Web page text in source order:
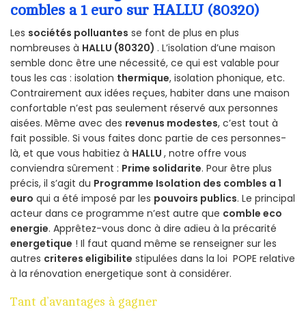
combles a 1 euro sur HALLU (80320)
Les sociétés polluantes se font de plus en plus
nombreuses à HALLU (80320) . L’isolation d’une maison
semble donc être une nécessité, ce qui est valable pour
tous les cas : isolation thermique, isolation phonique, etc.
Contrairement aux idées reçues, habiter dans une maison
confortable n’est pas seulement réservé aux personnes
aisées. Même avec des revenus modestes, c’est tout à
fait possible. Si vous faites donc partie de ces personnes-
là, et que vous habitiez à HALLU , notre offre vous
conviendra sûrement : Prime solidarite. Pour être plus
précis, il s’agit du Programme Isolation des combles a 1
euro qui a été imposé par les pouvoirs publics. Le principal
acteur dans ce programme n’est autre que comble eco
energie. Apprêtez-vous donc à dire adieu à la précarité
energetique ! Il faut quand même se renseigner sur les
autres criteres eligibilite stipulées dans la loi POPE relative
à la rénovation energetique sont à considérer.
Tant d’avantages à gagner